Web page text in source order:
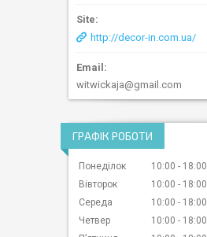
http://decor-in.com.ua/
witwickaja@gmail.com
ГРАФІК РОБОТИ
Понеділок 10:00
18:00
Вівторок
10:00
18:00
Середа
10:00
18:00
Четвер
10:00
18:00